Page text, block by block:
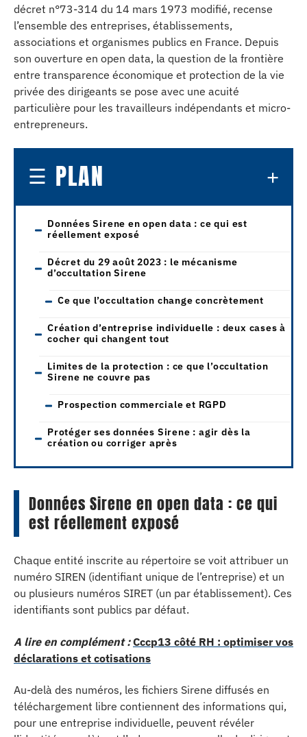
décret n°73-314 du 14 mars 1973 modifié, recense
l’ensemble des entreprises, établissements,
associations et organismes publics en France. Depuis
son ouverture en open data, la question de la frontière
entre transparence économique et protection de la vie
privée des dirigeants se pose avec une acuité
particulière pour les travailleurs indépendants et micro-
entrepreneurs.
PLAN
Données Sirene en open data : ce qui est
réellement exposé
Décret du 29 août 2023 : le mécanisme
d’occultation Sirene
Ce que l’occultation change concrètement
Création d’entreprise individuelle : deux cases à
cocher qui changent tout
Limites de la protection : ce que l’occultation
Sirene ne couvre pas
Prospection commerciale et RGPD
Protéger ses données Sirene : agir dès la
création ou corriger après
Données Sirene en open data : ce qui
est réellement exposé
Chaque entité inscrite au répertoire se voit attribuer un
numéro SIREN (identifiant unique de l’entreprise) et un
ou plusieurs numéros SIRET (un par établissement). Ces
identifiants sont publics par défaut.
A lire en complément : Cccp13 côté RH : optimiser vos
déclarations et cotisations
Au-delà des numéros, les fichiers Sirene diffusés en
téléchargement libre contiennent des informations qui,
pour une entreprise individuelle, peuvent révéler